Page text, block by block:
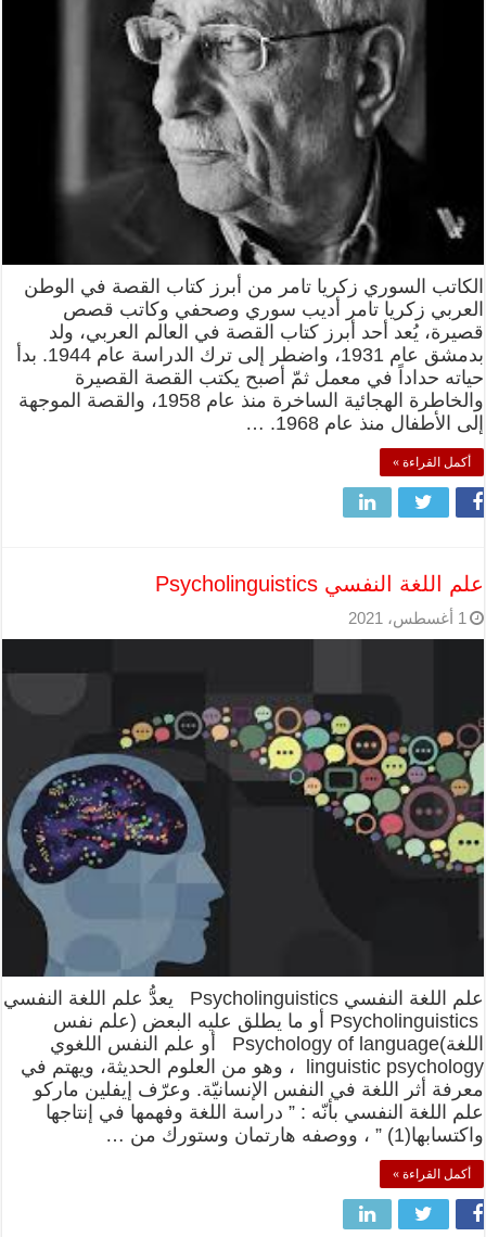
الكاتب السوري زكريا تامر من أبرز كتاب القصة في الوطن
العربي زكريا تامر أديب سوري وصحفي وكاتب قصص
قصيرة، يُعد أحد أبرز كتاب القصة في العالم العربي، ولد
بدمشق عام 1931، واضطر إلى ترك الدراسة عام 1944. بدأ
حياته حداداً في معمل ثمّ أصبح يكتب القصة القصيرة
والخاطرة الهجائية الساخرة منذ عام 1958، والقصة الموجهة
إلى الأطفال منذ عام 1968. …
أكمل القراءة »
علم اللغة النفسي Psycholinguistics
1 أغسطس، 2021
علم اللغة النفسي Psycholinguistics يعدُّ علم اللغة النفسي
Psycholinguistics أو ما يطلق عليه البعض (علم نفس
اللغة)Psychology of language أو علم النفس اللغوي
linguistic psychology ، وهو من العلوم الحديثة، ويهتم في
معرفة أثر اللغة في النفس الإنسانيّة. وعرّف إيفلين ماركو
علم اللغة النفسي بأنّه : ” دراسة اللغة وفهمها في إنتاجها
واكتسابها(1) ” ، ووصفه هارتمان وستورك من …
أكمل القراءة »